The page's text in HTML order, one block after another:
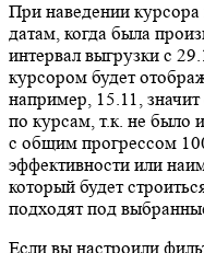
При наведении курсора
датам, когда была
интервал выгрузки с
курсором будет
например, 15.11,
по курсам, т.к. не было
с общим прогрессом
эффективности или
который будет
подходят под
Если вы настроили